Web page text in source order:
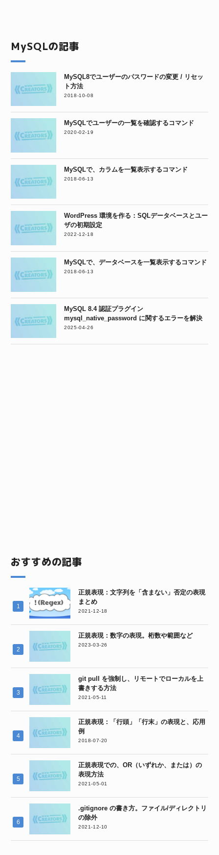
MySQLの記事
MySQL8でユーザーのパスワードの変更 / リセッ
ト方法
2018-10-08
MySQLでユーザーの一覧を確認するコマンド
2020-02-19
MySQLで、カラムを一覧表示するコマンド
2018-06-13
WordPress 環境を作る：SQLデータベースとユー
ザの初期設定
2022-12-18
MySQLで、データベースを一覧表示するコマンド
2018-06-13
MySQL 8.4 認証プラグイン
mysql_native_password に関するエラーを解決
2025-04-26
おすすめの記事
正規表現：文字列を「含まない」否定の表現
まとめ
2021-12-18
正規表現：数字の表現。桁数や範囲など
2023-03-26
git pull を強制し、リモートでローカルを上
書きする方法
2021-05-11
正規表現：「行頭」「行末」の表現と、応用
例
2018-07-20
正規表現での、OR（いずれか、または）の
表現方法
2021-05-01
.gitignore の書き方。ファイル/ディレクトリ
の除外
2021-12-10